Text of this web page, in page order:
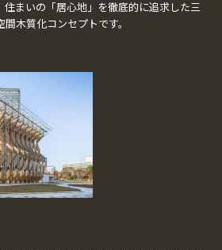
住まいの「居心地」を徹底的に追求した三
木質化コンセプトです。